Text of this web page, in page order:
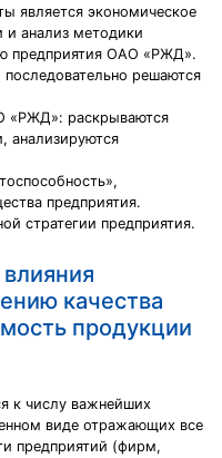
является экономическое
и анализ методики
предприятия ОАО «РЖД».
решаются
«РЖД»: раскрываются
анализируются
предприятия.
стратегии предприятия.
качества
продукции
к числу важнейших
виде отражающих все
предприятий (фирм,